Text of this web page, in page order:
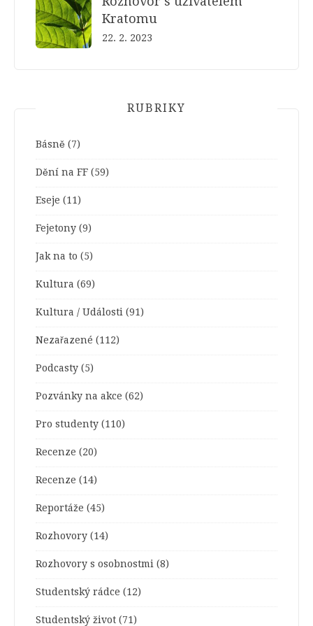
Kratomu
22. 2. 2023
RUBRIKY
Básně (7)
Dění na FF (59)
Eseje (11)
Fejetony (9)
Jak na to (5)
Kultura (69)
Kultura / Události (91)
Nezařazené (112)
Podcasty (5)
Pozvánky na akce (62)
Pro studenty (110)
Recenze (20)
Recenze (14)
Reportáže (45)
Rozhovory (14)
Rozhovory s osobnostmi (8)
Studentský rádce (12)
Studentský život (71)